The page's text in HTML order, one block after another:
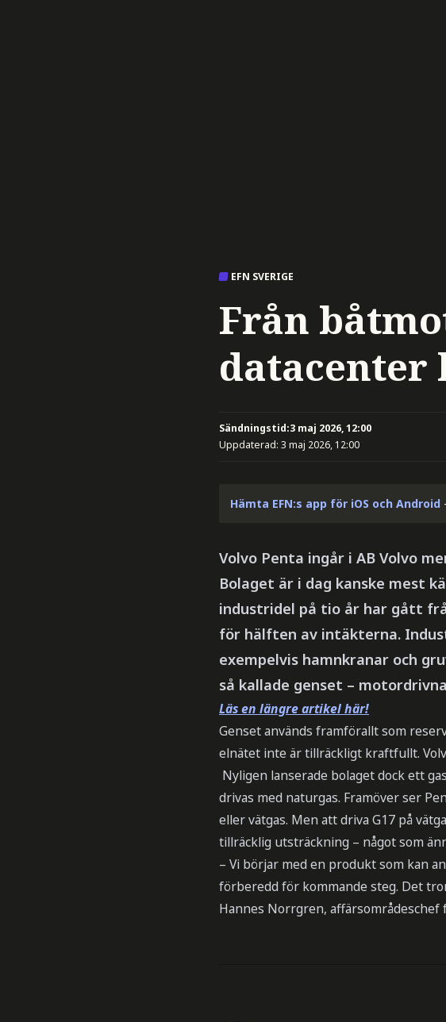
EFN SVERIGE
Från
datacenter
Sändningstid:3 maj 2026, 12:00
Uppdaterad: 3 maj 2026, 12:00
Hämta EFN:s app för iOS och Android
Volvo Penta ingår i AB Volvo
Bolaget är i dag kanske mest
industridel på tio år har gått
för hälften av intäkterna.
exempelvis hamnkranar och
så kallade genset –
Läs en längre artikel här!
Genset används framförallt som
elnätet inte är tillräckligt kraftfullt.
Nyligen lanserade bolaget dock ett
drivas med naturgas. Framöver ser
eller vätgas. Men att driva G17 på
tillräcklig utsträckning – något som
– Vi börjar med en produkt som kan
förberedd för kommande steg. Det
Hannes Norrgren, affärsområdeschef